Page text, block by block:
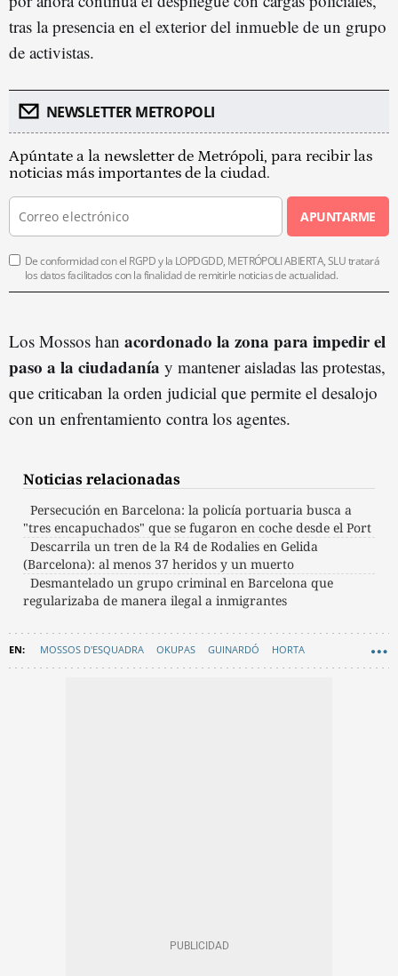
tras la presencia en el exterior del inmueble de un grupo
de activistas.
NEWSLETTER METROPOLI
Apúntate a la newsletter de Metrópoli, para recibir las
noticias más importantes de la ciudad.
APUNTARME
De conformidad con el RGPD y la LOPDGDD, METRÓPOLI ABIERTA, SLU tratará
los datos facilitados con la finalidad de remitirle noticias de actualidad.
Los Mossos han acordonado la zona para impedir el
paso a la ciudadanía y mantener aisladas las protestas,
que criticaban la orden judicial que permite el desalojo
con un enfrentamiento contra los agentes.
Noticias relacionadas
Persecución en Barcelona: la policía portuaria busca a
"tres encapuchados" que se fugaron en coche desde el Port
Descarrila un tren de la R4 de Rodalies en Gelida
(Barcelona): al menos 37 heridos y un muerto
Desmantelado un grupo criminal en Barcelona que
regularizaba de manera ilegal a inmigrantes
MOSSOS D'ESQUADRA OKUPAS GUINARDÓ HORTA